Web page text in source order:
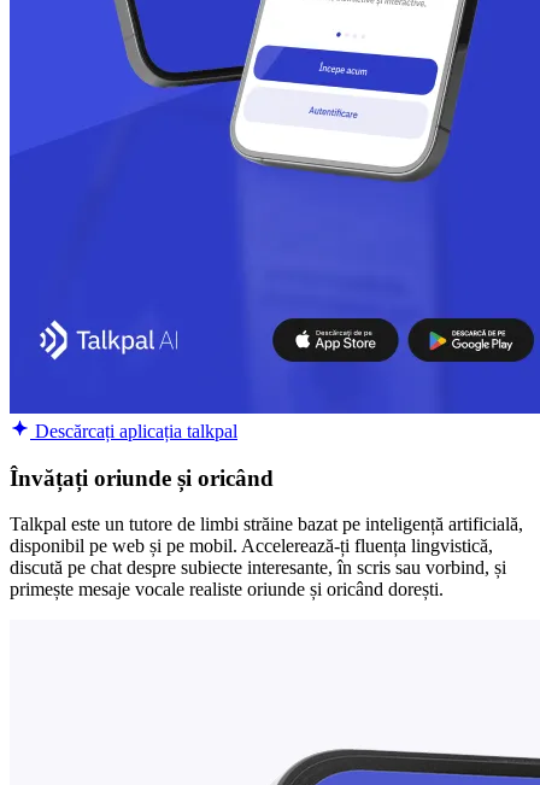
Descărcați aplicația talkpal
Învățați oriunde și oricând
Talkpal este un tutore de limbi străine bazat pe inteligență artificială,
disponibil pe web și pe mobil. Accelerează-ți fluența lingvistică,
discută pe chat despre subiecte interesante, în scris sau vorbind, și
primește mesaje vocale realiste oriunde și oricând dorești.